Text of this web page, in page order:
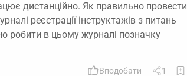
дистанційно. Як правильно провести
реєстрації інструктажів з питань
робити в цьому журналі позначку
Вподобати 1